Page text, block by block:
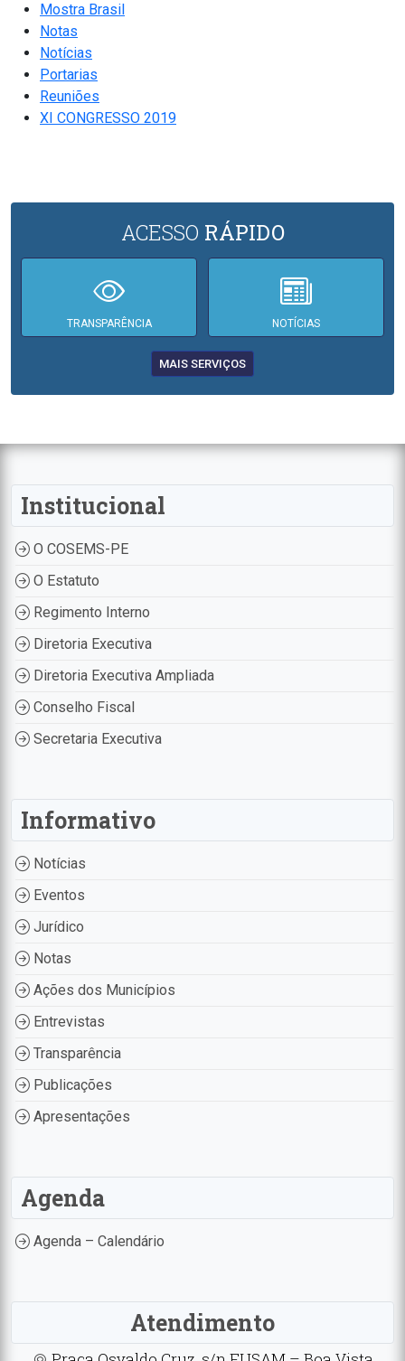
Mostra Brasil
Notas
Notícias
Portarias
Reuniões
XI CONGRESSO 2019
ACESSO RÁPIDO
TRANSPARÊNCIA NOTÍCIAS
MAIS SERVIÇOS
Institucional
O COSEMS-PE
O Estatuto
Regimento Interno
Diretoria Executiva
Diretoria Executiva Ampliada
Conselho Fiscal
Secretaria Executiva
Informativo
Notícias
Eventos
Jurídico
Notas
Ações dos Municípios
Entrevistas
Transparência
Publicações
Apresentações
Agenda
Agenda – Calendário
Atendimento